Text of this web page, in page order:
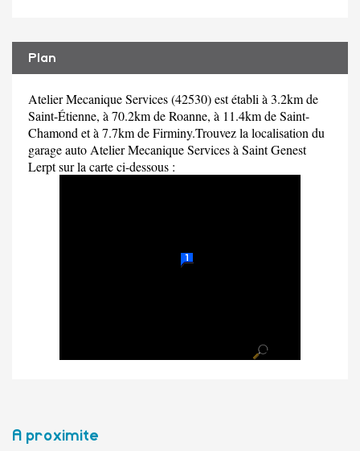
Plan
Atelier Mecanique Services (42530) est établi à 3.2km de
Saint-Étienne, à 70.2km de Roanne, à 11.4km de Saint-
Chamond et à 7.7km de Firminy.Trouvez la localisation du
garage auto Atelier Mecanique Services à Saint Genest
Lerpt sur la carte ci-dessous :
A proximite